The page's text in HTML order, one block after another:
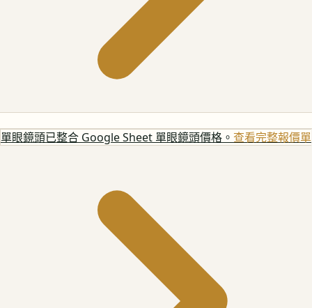
單眼鏡頭已整合 Google Sheet 單眼鏡頭價格。 查看完整報價單